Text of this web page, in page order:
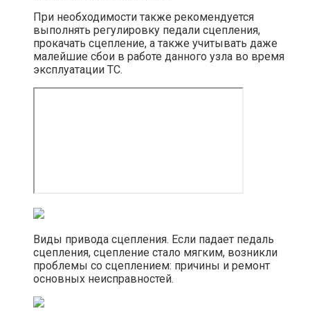
При необходимости также рекомендуется
выполнять регулировку педали сцепления,
прокачать сцепление, а также учитывать даже
малейшие сбои в работе данного узла во время
эксплуатации ТС.
Виды привода сцепления. Если падает педаль
сцепления, сцепление стало мягким, возникли
проблемы со сцеплением: причины и ремонт
основных неисправностей.